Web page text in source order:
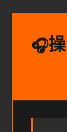
🎧